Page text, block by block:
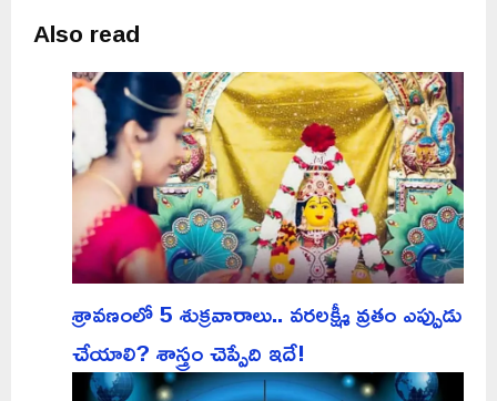
Also read
శ్రావణంలో 5 శుక్రవారాలు.. వరలక్ష్మీ వ్రతం ఎప్పుడు
చేయాలి? శాస్త్రం చెప్పేది ఇదే!